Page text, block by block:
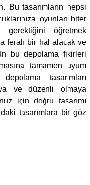
Bu tasarımların hepsi
oyunları biter
gerektiğini öğretmek
ferah bir hal alacak ve
bu depolama fikirleri
tamamen uyum
tasarımları
ve düzenli olmaya
için doğru tasarımı
tasarımlara bir göz